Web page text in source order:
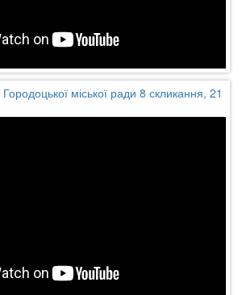
міської ради 8 скликання, 21